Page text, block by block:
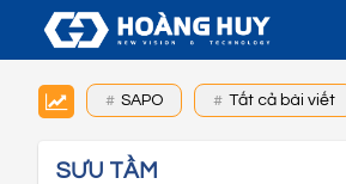
SAPO Tất cả bài viết
SƯU TẦM